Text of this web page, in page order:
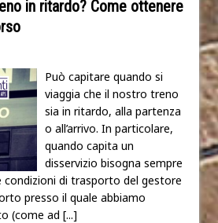
in ritardo? Come ottenere
Può capitare quando si
viaggia che il nostro treno
sia in ritardo, alla partenza
o all’arrivo. In particolare,
quando capita un
disservizio bisogna sempre
di trasporto del gestore
presso il quale abbiamo
(come ad [...]